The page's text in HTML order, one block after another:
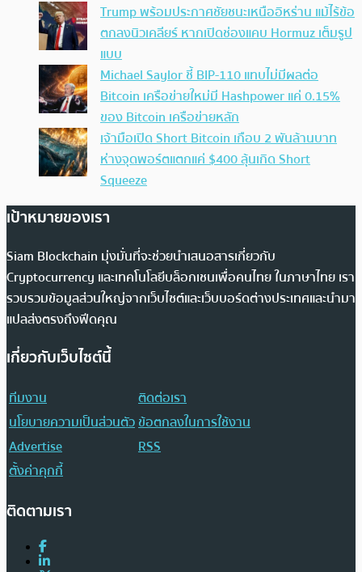
Trump พร้อมประกาศชัยชนะเหนืออิหร่าน แม้ไร้ข้อ
ตกลงนิวเคลียร์ หากเปิดช่องแคบ Hormuz เต็มรูป
แบบ
Michael Saylor ชี้ BIP-110 แทบไม่มีผลต่อ
Bitcoin เครือข่ายใหม่มี Hashpower แค่ 0.15%
ของ Bitcoin เครือข่ายหลัก
เจ้ามือเปิด Short Bitcoin เกือบ 2 พันล้านบาท
ห่างจุดพอร์ตแตกแค่ $400 ลุ้นเกิด Short
Squeeze
เป้าหมายของเรา
Siam Blockchain มุ่งมั่นที่จะช่วยนำเสนอสารเกี่ยวกับ
Cryptocurrency และเทคโนโลยีบล็อกเชนเพื่อคนไทย ในภาษาไทย เรา
รวบรวมข้อมูลส่วนใหญ่จากเว็บไซต์และเว็บบอร์ดต่างประเทศและนำมา
แปลส่งตรงถึงฟีดคุณ
เกี่ยวกับเว็บไซต์นี้
ทีมงาน
ติดต่อเรา
นโยบายความเป็นส่วนตัวข้อตกลงในการใช้งาน
Advertise
RSS
ตั้งค่าคุกกี้
ติดตามเรา